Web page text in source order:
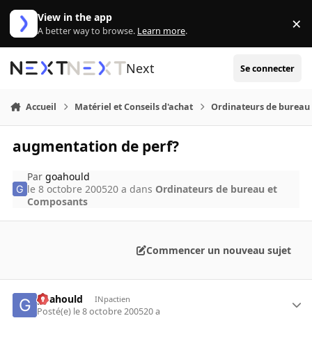
Aller au contenu
View in the app
A better way to browse. Learn more. ×
Next Se connecter
Accueil Matériel et Conseils d'achat Ordinateurs de bureau
augmentation de perf?
Pargoahould
le 8 octobre 200520 a dans Ordinateurs de bureau et
Composants
Commencer un nouveau sujet
goahould INpactien
Posté(e) le 8 octobre 200520 a